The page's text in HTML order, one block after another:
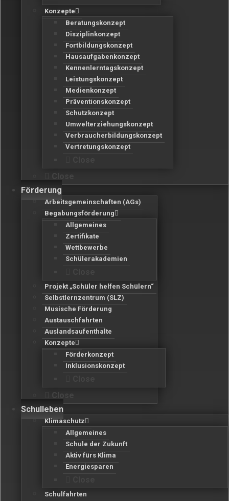
Konzepte
Beratungskonzept
Disziplinkonzept
Fortbildungskonzept
Hausaufgabenkonzept
Kennenlerntagskonzept
Leistungskonzept
Medienkonzept
Präventionskonzept
Schutzkonzept
Umwelterziehungskonzept
Verbraucherbildungskonzept
Vertretungskonzept
Close
Förderung
Arbeitsgemeinschaften (AGs)
Begabungsförderung
Allgemeines
Zertifikate
Wettbewerbe
Schülerakademien
Projekt „Schüler helfen Schülern“
Selbstlernzentrum (SLZ)
Musische Förderung
Austauschfahrten
Auslandsaufenthalte
Konzepte
Förderkonzept
Inklusionskonzept
Close
Schulleben
Klimaschutz
Allgemeines
Schule der Zukunft
Aktiv fürs Klima
Energiesparen
Schulfahrten